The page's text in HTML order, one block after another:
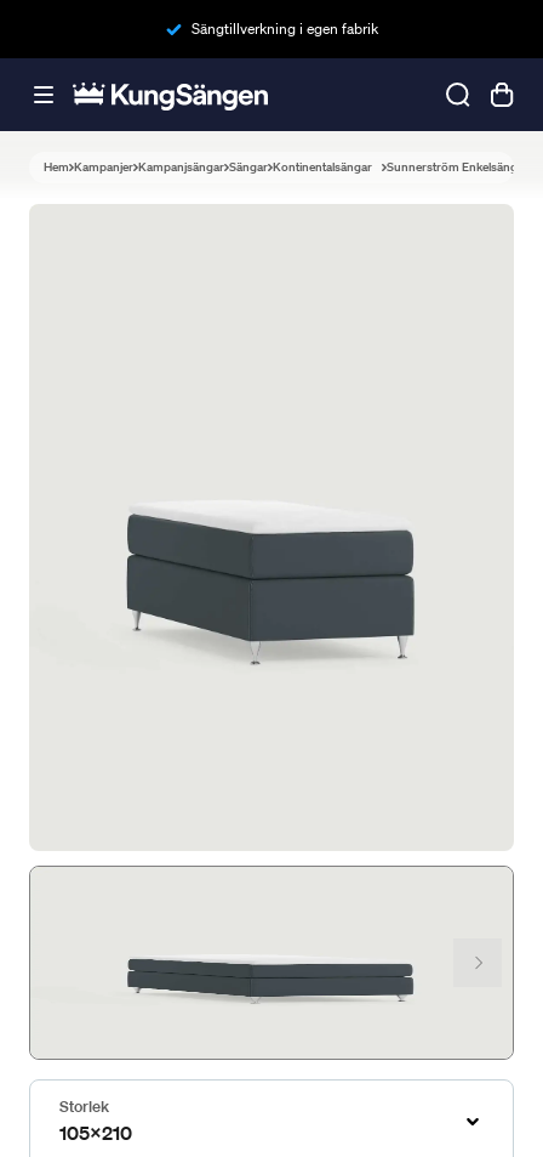
Sängtillverkning i egen fabrik
Hem Kampanjer Kampanjsängar Sängar Kontinentalsängar Sunnerström Enkelsäng
Storlek
105x210